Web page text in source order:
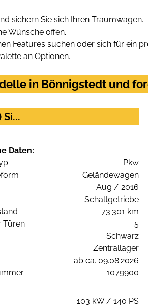
sichern Sie sich Ihren Traumwagen.
Wünsche offen.
Features suchen oder sich für ein
an Optionen.
in Bönnigstedt und
Daten:
Pkw
Geländewagen
Aug / 2016
Schaltgetriebe
73.301 km
Türen
5
Schwarz
Zentrallager
ab ca. 09.08.2026
1079900
103 kW / 140 PS